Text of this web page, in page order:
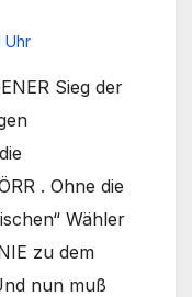
Uhr
Sieg der
. Ohne die
Wähler
zu dem
nun muß